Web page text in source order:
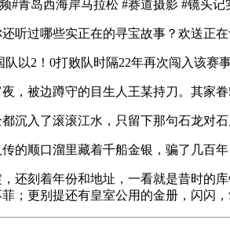
岛西海岸马拉松 #赛道摄影 #镜头记
过哪些实正在的寻宝故事？欢送正在
2！0打败队时隔22年再次闯入该赛
被边蹲守的目生人王某持刀。其家眷
入了滚滚江水，只留下那句石龙对石
顺口溜里藏着千船金银，骗了几百年
刻着年份和地址，一看就是昔时的
；更别提还有皇室公用的金册，闪闪，